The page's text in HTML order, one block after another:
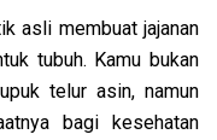
asli membuat jajanan
tubuh. Kamu bukan
telur asin, namun
bagi kesehatan